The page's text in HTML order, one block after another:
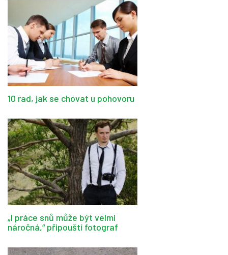
10 rad, jak se chovat u pohovoru
„I práce snů může být velmi
náročná,“ připouští fotograf